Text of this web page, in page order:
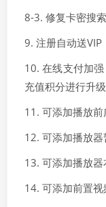
8-3. 修复卡密搜
9. 注册自动送
10. 在线支付加
充值积分进行升级
11. 可添加播放前
12. 可添加播放
13. 可添加播放
14. 可添加前置